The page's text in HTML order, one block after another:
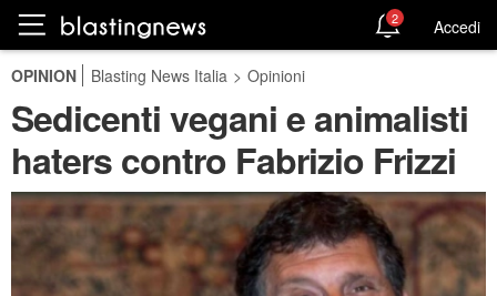
2 Accedi
OPINION Blasting News Italia > Opinioni
Sedicenti vegani e animalisti
haters contro Fabrizio Frizzi